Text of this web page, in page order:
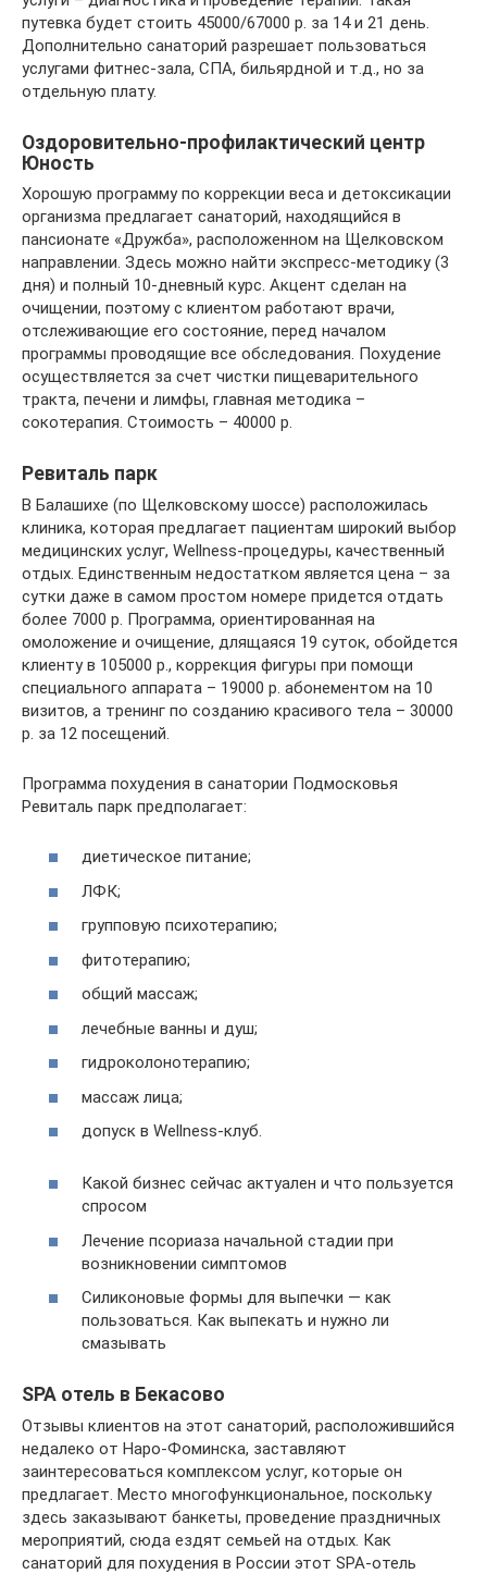
путевка будет стоить 45000/67000 р. за 14 и 21 день.
Дополнительно санаторий разрешает пользоваться
услугами фитнес-зала, СПА, бильярдной и т.д., но за
отдельную плату.
Оздоровительно-профилактический центр
Юность
Хорошую программу по коррекции веса и детоксикации
организма предлагает санаторий, находящийся в
пансионате «Дружба», расположенном на Щелковском
направлении. Здесь можно найти экспресс-методику (3
дня) и полный 10-дневный курс. Акцент сделан на
очищении, поэтому с клиентом работают врачи,
отслеживающие его состояние, перед началом
программы проводящие все обследования. Похудение
осуществляется за счет чистки пищеварительного
тракта, печени и лимфы, главная методика –
сокотерапия. Стоимость – 40000 р.
Ревиталь парк
В Балашихе (по Щелковскому шоссе) расположилась
клиника, которая предлагает пациентам широкий выбор
медицинских услуг, Wellness-процедуры, качественный
отдых. Единственным недостатком является цена – за
сутки даже в самом простом номере придется отдать
более 7000 р. Программа, ориентированная на
омоложение и очищение, длящаяся 19 суток, обойдется
клиенту в 105000 р., коррекция фигуры при помощи
специального аппарата – 19000 р. абонементом на 10
визитов, а тренинг по созданию красивого тела – 30000
р. за 12 посещений.
Программа похудения в санатории Подмосковья
Ревиталь парк предполагает:
диетическое питание;
ЛФК;
групповую психотерапию;
фитотерапию;
общий массаж;
лечебные ванны и душ;
гидроколонотерапию;
массаж лица;
допуск в Wellness-клуб.
Какой бизнес сейчас актуален и что пользуется
спросом
Лечение псориаза начальной стадии при
возникновении симптомов
Силиконовые формы для выпечки — как
пользоваться. Как выпекать и нужно ли
смазывать
SPA отель в Бекасово
Отзывы клиентов на этот санаторий, расположившийся
недалеко от Наро-Фоминска, заставляют
заинтересоваться комплексом услуг, которые он
предлагает. Место многофункциональное, поскольку
здесь заказывают банкеты, проведение праздничных
мероприятий, сюда ездят семьей на отдых. Как
санаторий для похудения в России этот SPA-отель